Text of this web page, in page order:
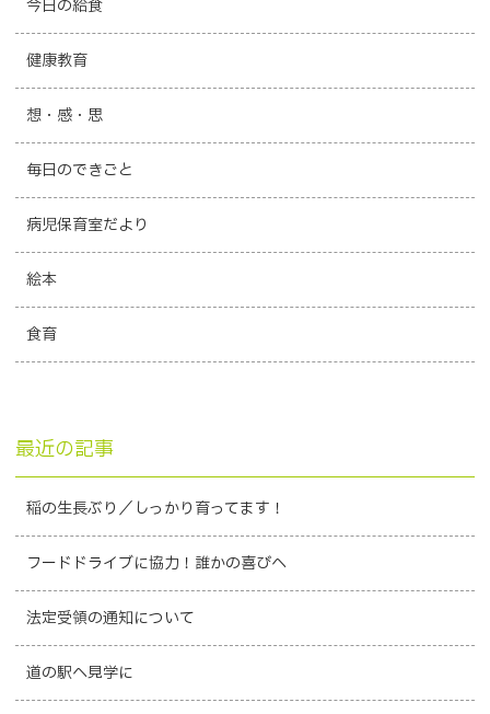
今日の給食
健康教育
想・感・思
毎日のできごと
病児保育室だより
絵本
食育
最近の記事
稲の生長ぶり／しっかり育ってます！
フードドライブに協力！誰かの喜びへ
法定受領の通知について
道の駅へ見学に